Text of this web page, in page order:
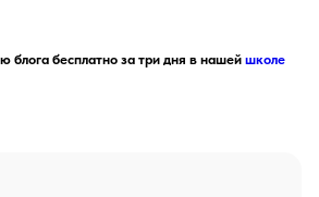
блога бесплатно за три дня в нашейшколе